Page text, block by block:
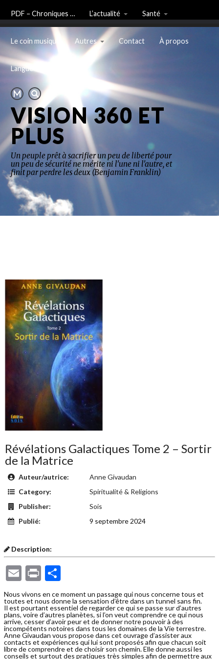
PDF – Chroniques … L’actualité Santé
Le coin musique Autres Contact À propos
Langue
VISION 360 ET
PLUS
Un peuple prêt à sacrifier un peu de liberté pour
un peu de sécurité ne mérite ni l'une ni l'autre, et
finit par perdre les deux (Benjamin Franklin)
Révélations Galactiques Tome 2 – Sortir
de la Matrice
Auteur/autrice:
Anne Givaudan
Category:
Spiritualité & Religions
Publisher:
Sois
Publié:
9 septembre 2024
Description:
Email
Print
Nous vivons en ce moment un passage qui nous concerne tous et
toutes et nous donne la sensation d’être dans un tunnel sans fin.
Il est pourtant essentiel de regarder ce qui se passe sur d’autres
plans, voire d’autres planètes, si l’on veut comprendre ce qui nous
arrive, cesser d’avoir peur et de donner notre pouvoir à des
incompétents notoires dans tous les domaines de la Vie terrestre.
Anne Givaudan vous propose dans cet ouvrage d’assister aux
contacts et expériences qui lui sont proposés afin que chacun soit
libre de comprendre et de choisir son chemin. Elle donne aussi les
conseils et surtout des pratiques très simples afin de permettre aux